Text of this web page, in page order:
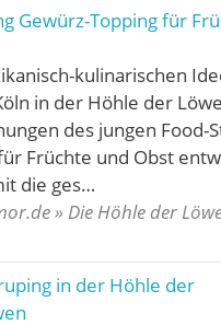
Gewürz-Topping für
kulinarischen
in der Höhle der
des jungen Food-
Früchte und Obst
die ges…
» Die Höhle der